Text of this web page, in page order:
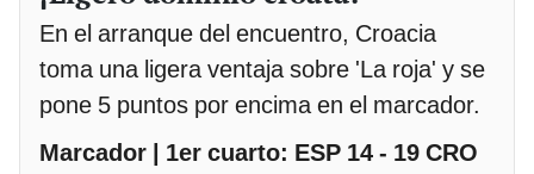
En el arranque del encuentro, Croacia
toma una ligera ventaja sobre 'La roja' y se
pone 5 puntos por encima en el marcador.
Marcador | 1er cuarto: ESP 14 - 19 CRO